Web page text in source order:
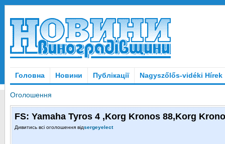
Головна Новини Публікації Nagyszőlős-vidéki Hírek
Оголошення
FS: Yamaha Tyros 4 ,Korg Kronos 88,Korg
Дивитись всі оголошення відsergeyelect